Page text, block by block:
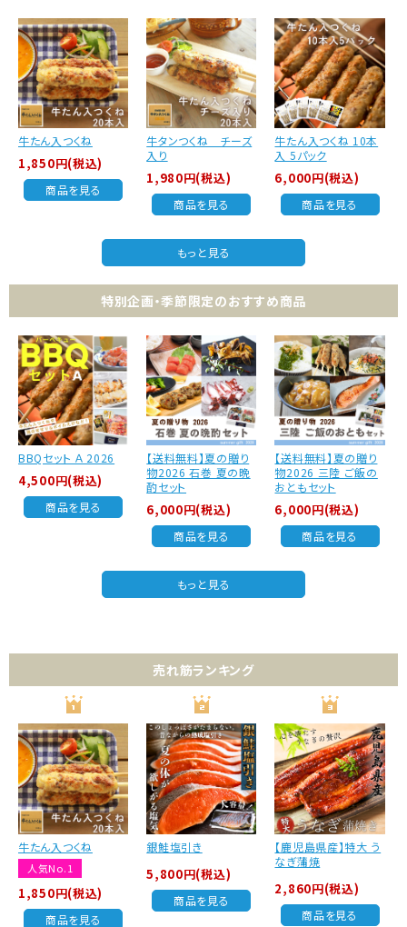
牛たん入つくね
1,850円(税込)
商品を見る
牛タンつくね チーズ
入り
1,980円(税込)
商品を見る
牛たん入つくね 10本
入 5パック
6,000円(税込)
商品を見る
もっと見る
特別企画・季節限定のおすすめ商品
BBQセット Ａ 2026
4,500円(税込)
商品を見る
【送料無料】夏の贈り
物2026 石巻 夏の晩
酌セット
6,000円(税込)
商品を見る
【送料無料】夏の贈り
物2026 三陸 ご飯の
おともセット
6,000円(税込)
商品を見る
もっと見る
売れ筋ランキング
牛たん入つくね
人気No.1
1,850円(税込)
商品を見る
銀鮭塩引き
5,800円(税込)
商品を見る
【鹿児島県産】特大 う
なぎ蒲焼
2,860円(税込)
商品を見る